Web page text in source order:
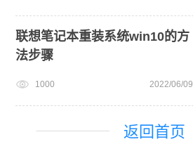
联想笔记本重装系统win10的方
法步骤
1000 2022/06/09
返回首页